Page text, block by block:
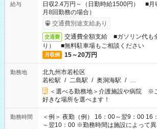
給与
日収2.4万円～（日勤時給1500円） ■月
月8回勤務の場合）
交通費別途支給あり
交通費
交通費全額支給 ■ガソリン代も
り） ■無料駐車場もご相談ください
月収例 15～20万円
勤務地
北九州市若松区
若松駅 / 二島駅 / 奥洞海駅 / …
＜選べる勤務地＞介護施設や病院 ※
好きな場所を選べます！
勤務時間
＜例＞ 夜勤（例） 16：00～翌9：00 16
～翌10：00 ※勤務時間は施設によって異なります